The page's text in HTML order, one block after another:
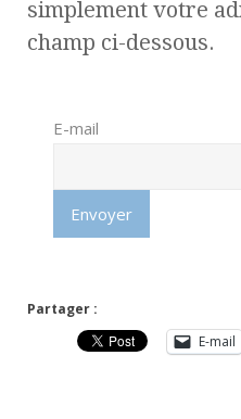
simplement votre
champ ci-dessous.
E-mail
Partager :
E-mail